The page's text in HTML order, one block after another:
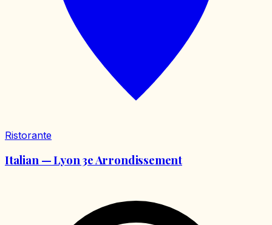
Ristorante
Italian — Lyon 3e Arrondissement